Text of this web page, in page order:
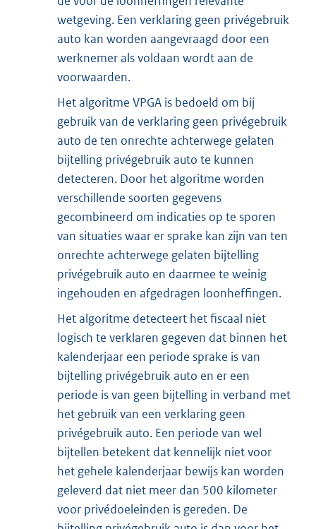
wetgeving. Een verklaring geen privégebruik
auto kan worden aangevraagd door een
werknemer als voldaan wordt aan de
voorwaarden.
Het algoritme VPGA is bedoeld om bij
gebruik van de verklaring geen privégebruik
auto de ten onrechte achterwege gelaten
bijtelling privégebruik auto te kunnen
detecteren. Door het algoritme worden
verschillende soorten gegevens
gecombineerd om indicaties op te sporen
van situaties waar er sprake kan zijn van ten
onrechte achterwege gelaten bijtelling
privégebruik auto en daarmee te weinig
ingehouden en afgedragen loonheffingen.
Het algoritme detecteert het fiscaal niet
logisch te verklaren gegeven dat binnen het
kalenderjaar een periode sprake is van
bijtelling privégebruik auto en er een
periode is van geen bijtelling in verband met
het gebruik van een verklaring geen
privégebruik auto. Een periode van wel
bijtellen betekent dat kennelijk niet voor
het gehele kalenderjaar bewijs kan worden
geleverd dat niet meer dan 500 kilometer
voor privédoeleinden is gereden. De